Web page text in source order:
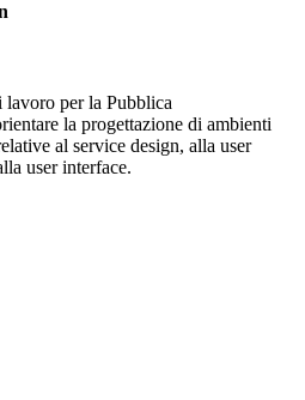
lavoro per la Pubblica
la progettazione di ambienti
al service design, alla user
user interface.